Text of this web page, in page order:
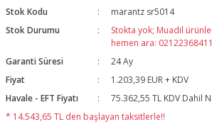
Stok Kodu
marantz sr5014
Stok Durumu
Stokta yok; Muadil
hemen ara: 02122368411
Garanti Süresi
24 Ay
Fiyat
1.203,39 EUR + KDV
Havale - EFT Fiyatı
75.362,55 TL KDV Dahil
* 14.543,65 TL den başlayan taksitlerle!!